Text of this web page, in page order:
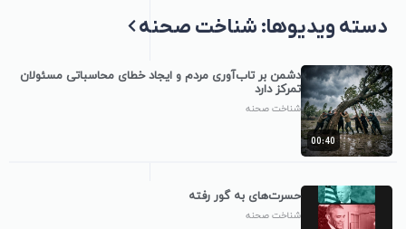
دسته ویدیوها: شناخت صحنه
00:40
دشمن بر تاب‌آوری مردم و ایجاد خطای محاسباتی مسئولان
تمرکز دارد
شناخت صحنه
حسرت‌های به گور رفته
شناخت صحنه